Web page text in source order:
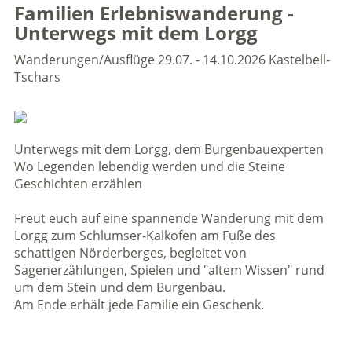
Familien Erlebniswanderung -
Unterwegs mit dem Lorgg
Wanderungen/Ausflüge29.07. - 14.10.2026 Kastelbell-
Tschars
Unterwegs mit dem Lorgg, dem Burgenbauexperten
Wo Legenden lebendig werden und die Steine
Geschichten erzählen
Freut euch auf eine spannende Wanderung mit dem
Lorgg zum Schlumser-Kalkofen am Fuße des
schattigen Nörderberges, begleitet von
Sagenerzählungen, Spielen und "altem Wissen" rund
um dem Stein und dem Burgenbau.
Am Ende erhält jede Familie ein Geschenk.